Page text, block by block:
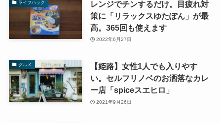
ライフハック
レンジでチンするだけ。目疲れ対
策に「リラックスゆたぽん」が最
高。365回も使えます
2022年6月27日
グルメ
【姫路】女性1人でも入りやす
い。セルフリノベのお洒落なカレ
ー店「spiceスエヒロ」
2021年9月26日